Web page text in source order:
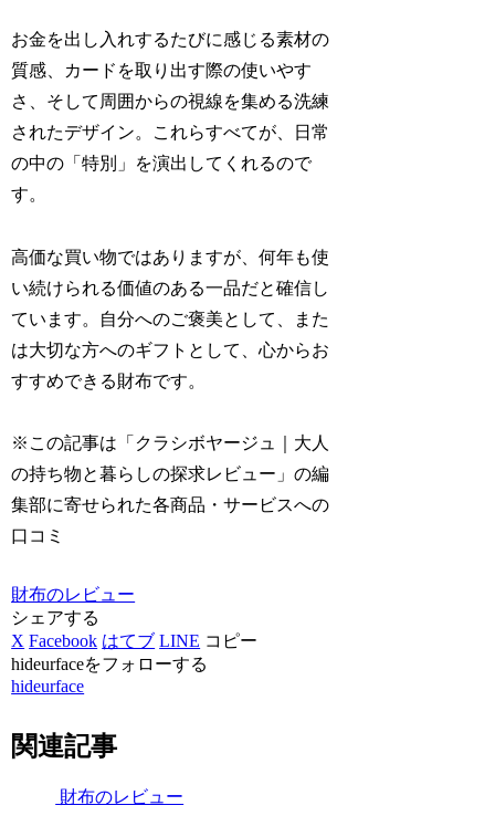
お金を出し入れするたびに感じる素材の
質感、カードを取り出す際の使いやす
さ、そして周囲からの視線を集める洗練
されたデザイン。これらすべてが、日常
の中の「特別」を演出してくれるので
す。
高価な買い物ではありますが、何年も使
い続けられる価値のある一品だと確信し
ています。自分へのご褒美として、また
は大切な方へのギフトとして、心からお
すすめできる財布です。
※この記事は「クラシボヤージュ｜大人
の持ち物と暮らしの探求レビュー」の編
集部に寄せられた各商品・サービスへの
口コミ
財布のレビュー
シェアする
X Facebook はてブ LINE コピー
hideurfaceをフォローする
hideurface
関連記事
財布のレビュー